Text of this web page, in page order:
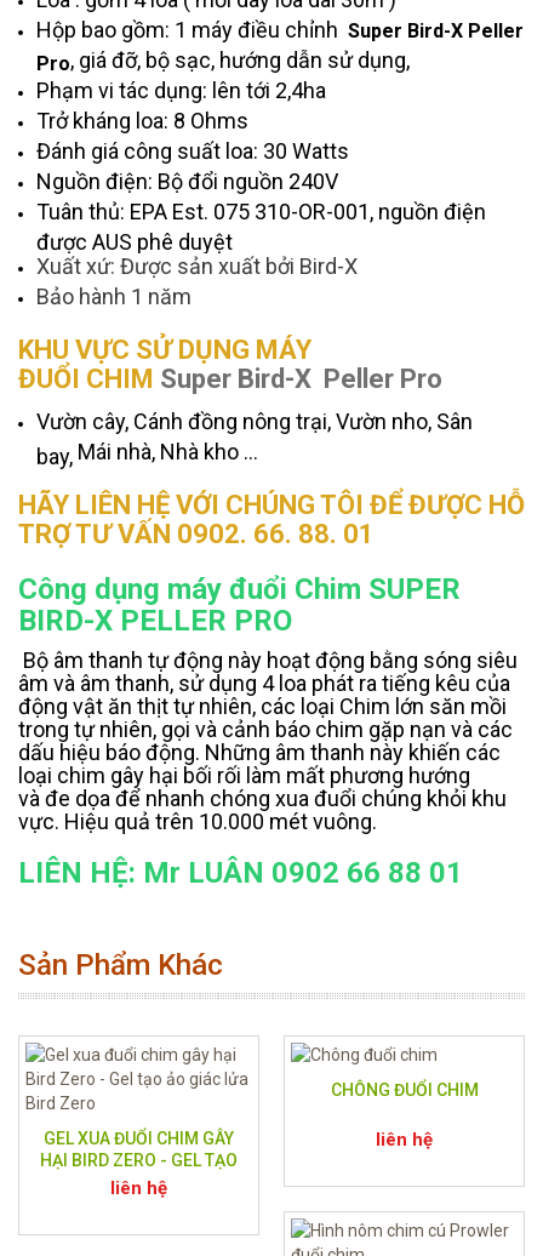
Hộp bao gồm: 1 máy điều chỉnh Super Bird-X Peller
Pro, giá đỡ, bộ sạc, hướng dẫn sử dụng,
Phạm vi tác dụng: lên tới 2,4ha
Trở kháng loa: 8 Ohms
Đánh giá công suất loa: 30 Watts
Nguồn điện: Bộ đổi nguồn 240V
Tuân thủ: EPA Est. 075 310-OR-001, nguồn điện
được AUS phê duyệt
Xuất xứ: Được sản xuất bởi Bird-X
Bảo hành 1 năm
KHU VỰC SỬ DỤNG MÁY
ĐUỔI CHIM Super Bird-X Peller Pro
Vườn cây, Cánh đồng nông trại,Vườn nho, Sân
bay, Mái nhà, Nhà kho ...
HÃY LIÊN HỆ VỚI CHÚNG TÔI ĐỂ ĐƯỢC HỖ
TRỢ TƯ VẤN 0902. 66. 88. 01
Công dụng máy đuổi Chim SUPER
BIRD-X PELLER PRO
Bộ âm thanh tự động này hoạt động bằng sóng siêu
âm và âm thanh, sử dụng 4 loa phát ra tiếng kêu của
động vật ăn thịt tự nhiên, các loại Chim lớn săn mồi
trong tự nhiên, gọi và cảnh báo chim gặp nạn và các
dấu hiệu báo động. Những âm thanh này khiến các
loại chim gây hại bối rối làm mất phương hướng
và đe dọa để nhanh chóng xua đuổi chúng khỏi khu
vực. Hiệu quả trên 10.000 mét vuông.
LIÊN HỆ: Mr LUÂN 0902 66 88 01
Sản Phẩm Khác
GEL XUA ĐUỔI CHIM GÂY
HẠI BIRD ZERO - GEL TẠO
ẢO GIÁC LỬA BIRD ZERO
liên hệ
CHÔNG ĐUỔI CHIM
liên hệ